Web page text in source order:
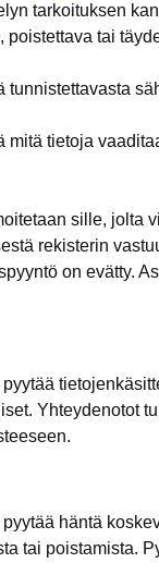
tarkoituksen
poistettava tai
tunnistettavasta
mitä tietoja
sille, jolta
rekisterin
on evätty.
Yhteydenotot
häntä
tai poistamista.